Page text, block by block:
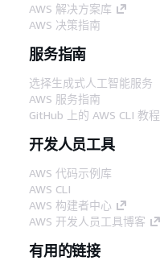
AWS 解决方案库
AWS 决策指南
服务指南
选择生成式人工智能服务
AWS 服务指南
GitHub 上的 AWS CLI 教程
开发人员工具
AWS 代码示例库
AWS CLI
AWS 构建者中心
AWS 开发人员工具博客
有用的链接